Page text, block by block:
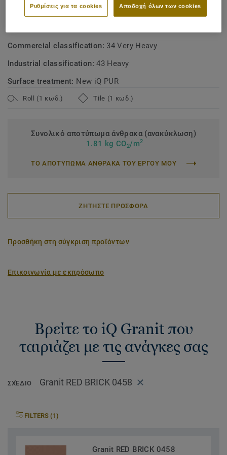
Product type:Homogeneous vinyl floor covering
Commercial classification: 34 Very Heavy
Industrial classification:43 Heavy
Surface treatment: New iQ PUR
Roll (1 κωδ.) Tile (1 κωδ.)
Συνολικό αποτύπωμα άνθρακα (ανακύκλωση)
1.81 kg CO2/m2
ΤΟ ΑΠΟΤΥΠΩΜΑ ΑΝΘΡΑΚΑ ΤΟΥ ΕΡΓΟΥ ΜΟΥ
ΖΗΤΗΣΤΕ ΠΡΟΣΦΟΡΑ
Προσθήκη στη σύγκριση προϊόντων
Επικοινωνία με εκπρόσωπο
Βρείτε το iQ Granit που
ταιριάζει με τις ανάγκες σας
ΣΧΈΔΙΟ Granit RED BRICK 0458
FILTERS (1)
Granit RED BRICK 0458
Αποδοχή όλων των cookies
Ρυθμίσεις για τα cookies